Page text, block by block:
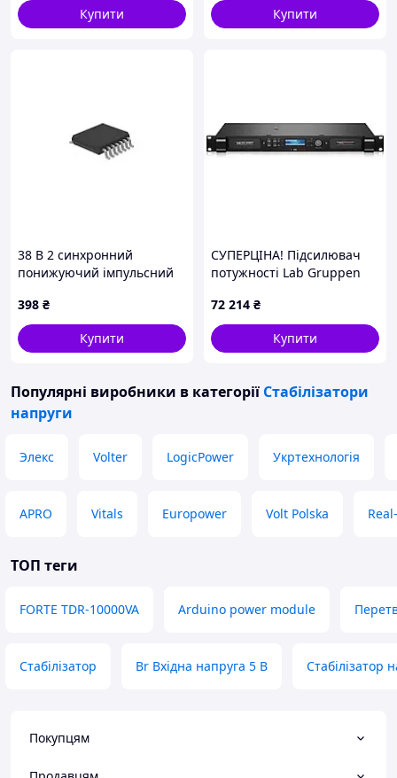
Купити
Купити
38 В 2 синхронний
понижуючий імпульсний
спокою 30 мкА, HSSOP16,
STM, RoHS L6986
398 ₴
Купити
СУПЕРЦІНА! Підсилювач
потужності Lab Gruppen
72 214 ₴
Купити
Популярні виробники в категорії Стабілізатори
напруги
Элекс Volter LogicPower Укртехнологія
APRO Vitals Europower Volt Polska
ТОП теги
FORTE TDR-10000VA Arduino power module
Стабілізатор Br Вхідна напруга 5 В Стабілізатор
Покупцям